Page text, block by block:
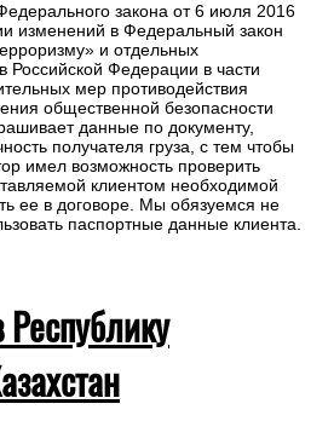
закона от 6 июля 2016
изменений в Федеральный закон
и отдельных
Российской Федерации в части
мер противодействия
общественной безопасности
данные по документу,
получателя груза, с тем чтобы
имел возможность проверить
клиентом необходимой
ее в договоре. Мы обязуемся не
паспортные данные клиента.